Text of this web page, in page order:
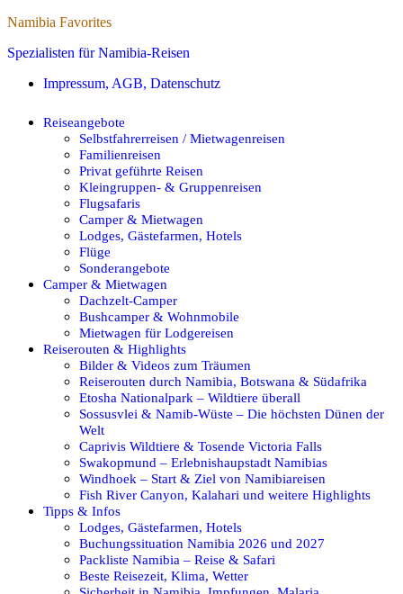
Namibia Favorites
Spezialisten für Namibia-Reisen
Impressum, AGB, Datenschutz
Reiseangebote
Selbstfahrerreisen / Mietwagenreisen
Familienreisen
Privat geführte Reisen
Kleingruppen- & Gruppenreisen
Flugsafaris
Camper & Mietwagen
Lodges, Gästefarmen, Hotels
Flüge
Sonderangebote
Camper & Mietwagen
Dachzelt-Camper
Bushcamper & Wohnmobile
Mietwagen für Lodgereisen
Reiserouten & Highlights
Bilder & Videos zum Träumen
Reiserouten durch Namibia, Botswana & Südafrika
Etosha Nationalpark – Wildtiere überall
Sossusvlei & Namib-Wüste – Die höchsten Dünen der
Welt
Caprivis Wildtiere & Tosende Victoria Falls
Swakopmund – Erlebnishaupstadt Namibias
Windhoek – Start & Ziel von Namibiareisen
Fish River Canyon, Kalahari und weitere Highlights
Tipps & Infos
Lodges, Gästefarmen, Hotels
Buchungssituation Namibia 2026 und 2027
Packliste Namibia – Reise & Safari
Beste Reisezeit, Klima, Wetter